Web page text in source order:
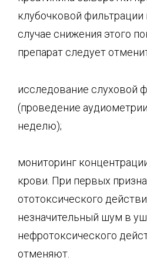
клубочковой
случае снижения этого
препарат следует
исследование слуховой
(проведение
неделю);
мониторинг
крови. При первых
ототоксического
незначительный шум в
нефротоксического
отменяют.